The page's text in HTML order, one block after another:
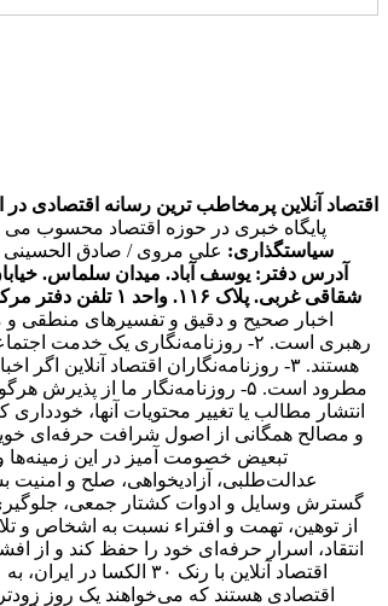
اقتصاد آنلاین پرمخاطب ترین رسانه اقتصادی در
پایگاه خبری در حوزه اقتصاد محسوب می
سیاستگذاری: علی مروی / صادق الحسینی
آدرس دفتر: یوسف آباد. میدان سلماس.
شقاقی غربی. پلاک ۱۱۶. واحد ۱
تلفن دفتر مرکزی: ۱۳ و ۸۸۲۲۵۶۱۲ - ۸۶۰۹۳۶۲۸ -
اخبار صحیح و دقیق و تفسیرهای منطقی
رهبری است. ۲- روزنامه‌نگاری یک
انتقاد، اسرار حرفه‌ای خود را حفظ کند و
اقتصاد آنلاین با